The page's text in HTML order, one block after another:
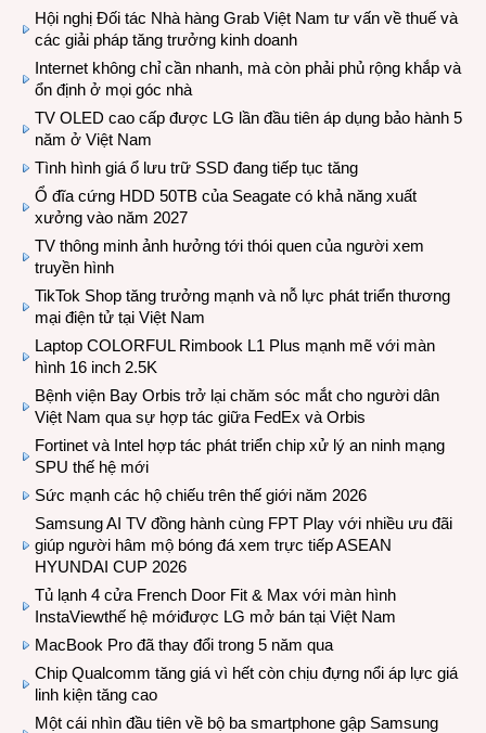
Hội nghị Đối tác Nhà hàng Grab Việt Nam tư vấn về thuế và
các giải pháp tăng trưởng kinh doanh
Internet không chỉ cần nhanh, mà còn phải phủ rộng khắp và
ổn định ở mọi góc nhà
TV OLED cao cấp được LG lần đầu tiên áp dụng bảo hành 5
năm ở Việt Nam
Tình hình giá ổ lưu trữ SSD đang tiếp tục tăng
Ổ đĩa cứng HDD 50TB của Seagate có khả năng xuất
xưởng vào năm 2027
TV thông minh ảnh hưởng tới thói quen của người xem
truyền hình
TikTok Shop tăng trưởng mạnh và nỗ lực phát triển thương
mại điện tử tại Việt Nam
Laptop COLORFUL Rimbook L1 Plus mạnh mẽ với màn
hình 16 inch 2.5K
Bệnh viện Bay Orbis trở lại chăm sóc mắt cho người dân
Việt Nam qua sự hợp tác giữa FedEx và Orbis
Fortinet và Intel hợp tác phát triển chip xử lý an ninh mạng
SPU thế hệ mới
Sức mạnh các hộ chiếu trên thế giới năm 2026
Samsung AI TV đồng hành cùng FPT Play với nhiều ưu đãi
giúp người hâm mộ bóng đá xem trực tiếp ASEAN
HYUNDAI CUP 2026
Tủ lạnh 4 cửa French Door Fit & Max với màn hình
InstaViewthế hệ mớiđược LG mở bán tại Việt Nam
MacBook Pro đã thay đổi trong 5 năm qua
Chip Qualcomm tăng giá vì hết còn chịu đựng nổi áp lực giá
linh kiện tăng cao
Một cái nhìn đầu tiên về bộ ba smartphone gập Samsung